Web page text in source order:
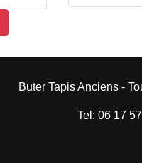
Buter Tapis Anciens -
Tel: 06 17